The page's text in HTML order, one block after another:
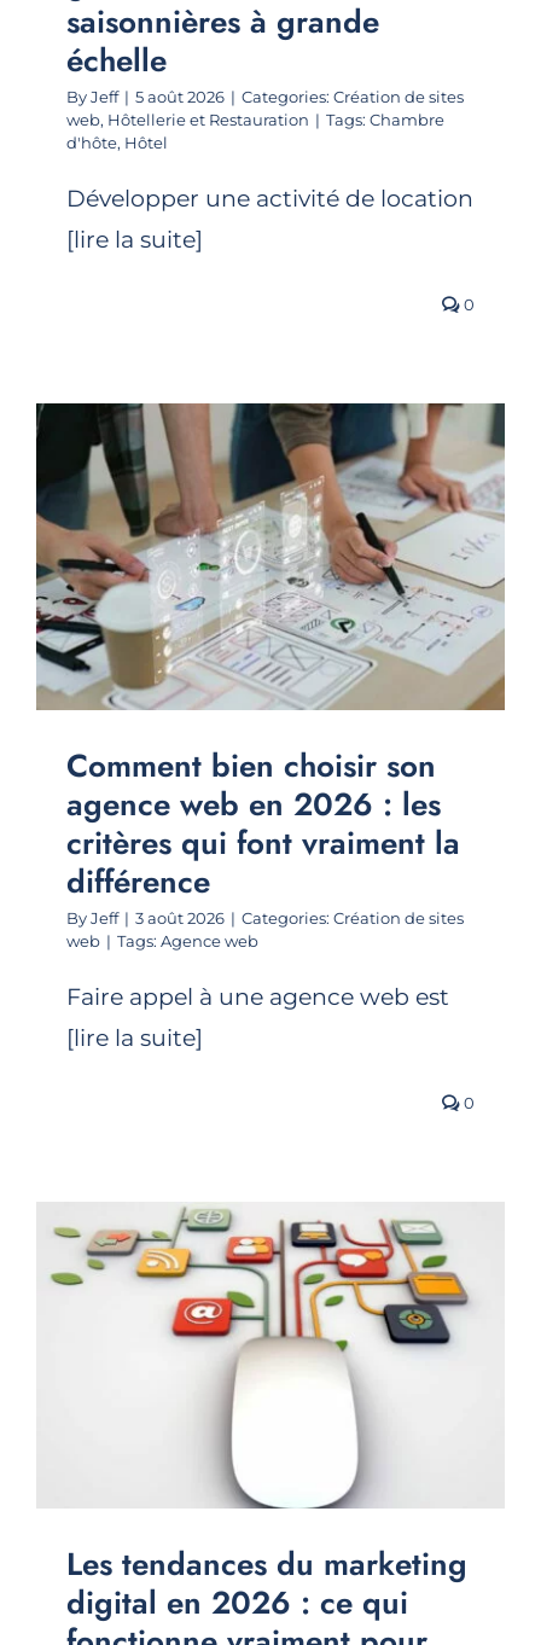
saisonnières à grande
échelle
ByJeff | 5 août 2026 | Categories: Création de sites
web, Hôtellerie et Restauration | Tags: Chambre
d'hôte, Hôtel
Développer une activité de location
[lire la suite]
0
Comment bien choisir son
agence web en 2026 : les
critères qui font vraiment la
différence
ByJeff | 3 août 2026 | Categories: Création de sites
web | Tags: Agence web
Faire appel à une agence web est
[lire la suite]
0
Les tendances du marketing
digital en 2026 : ce qui